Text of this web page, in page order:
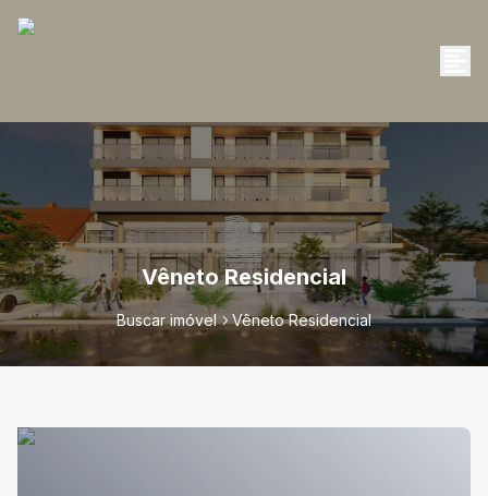
Vêneto Residencial
Buscar imóvel Vêneto Residencial